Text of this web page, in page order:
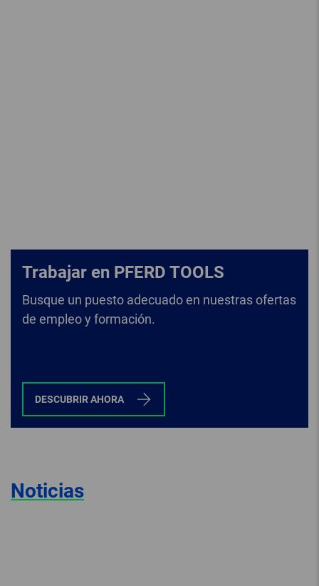
Trabajar en PFERD TOOLS
Busque un puesto adecuado en nuestras ofertas
de empleo y formación.
DESCUBRIR AHORA
Noticias